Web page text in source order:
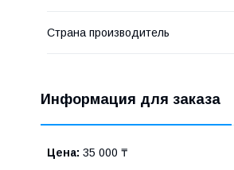
Страна производитель
Информация для заказа
Цена: 35 000 ₸